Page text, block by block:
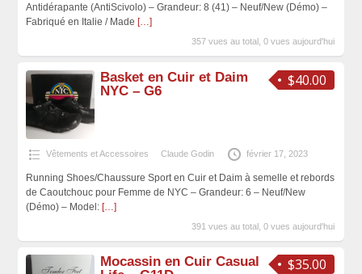
Antidérapante (AntiScivolo) – Grandeur: 8 (41) – Neuf/New (Démo) –
Fabriqué en Italie / Made […]
357 vues au total, 0 vues aujourd'hui
$40.00
Basket en Cuir et Daim
NYC – G6
Vêtements et Accessoires Claude Godin février 17, 2023
Running Shoes/Chaussure Sport en Cuir et Daim à semelle et rebords
de Caoutchouc pour Femme de NYC – Grandeur: 6 – Neuf/New
(Démo) – Model: […]
391 vues au total, 0 vues aujourd'hui
$35.00
Mocassin en Cuir Casual